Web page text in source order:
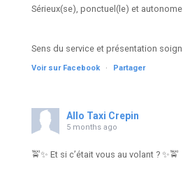
Sérieux(se), ponctuel(le) et autonome
Sens du service et présentation soign
Voir sur Facebook · Partager
Allo Taxi Crepin
5 months ago
🚖✨ Et si c’était vous au volant ? ✨🚖